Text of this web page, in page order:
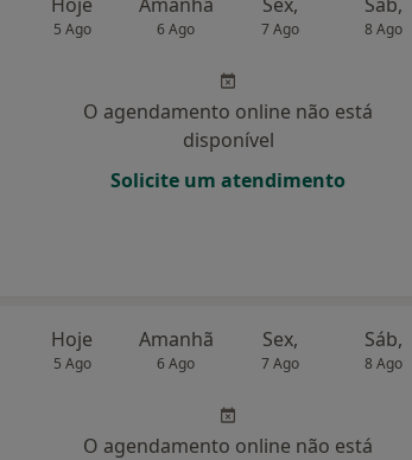
5 Ago 6 Ago 7 Ago 8 Ago
O agendamento online não está
disponível
Solicite um atendimento
Hoje
5 Ago
Amanhã
6 Ago
Sex,
7 Ago
Sáb,
8 Ago
O agendamento online não está